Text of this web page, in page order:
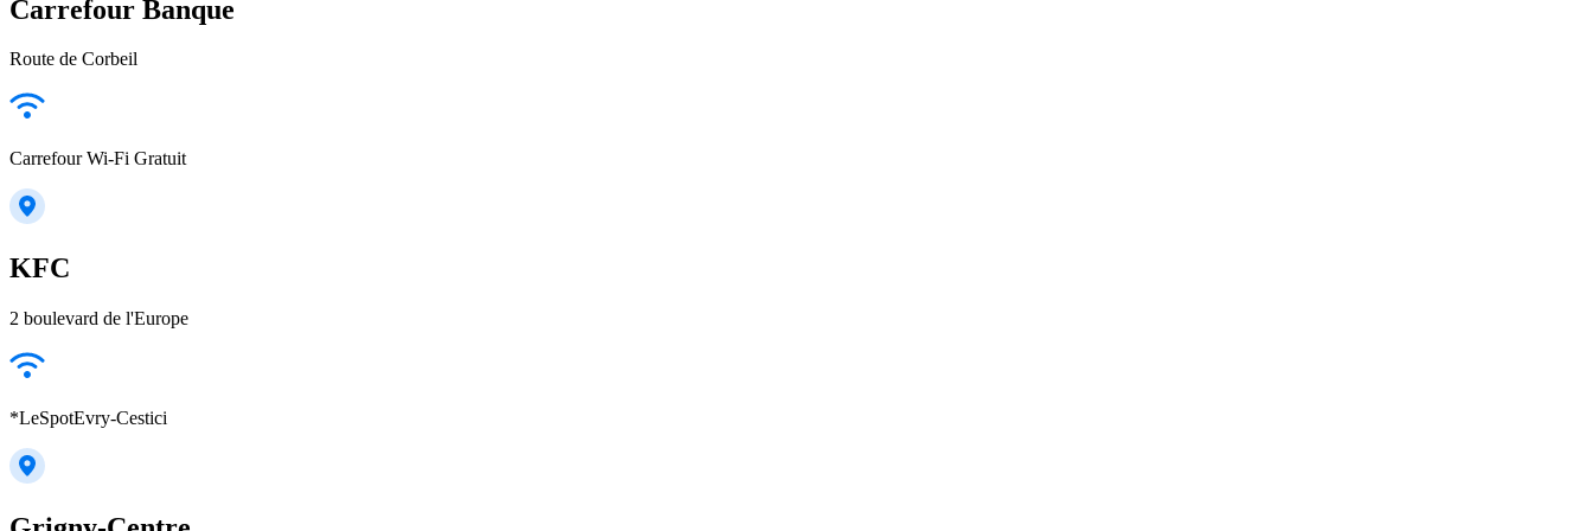
Carrefour Banque
Route de Corbeil
Carrefour Wi-Fi Gratuit
KFC
2 boulevard de l'Europe
*LeSpotEvry-Cestici